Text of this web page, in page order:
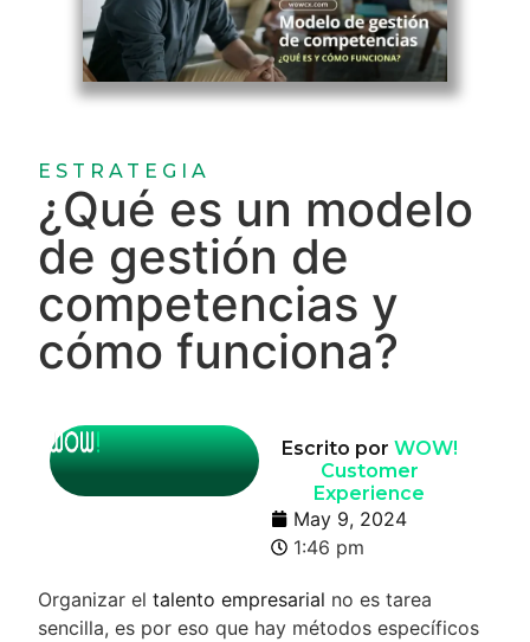
ESTRATEGIA
¿Qué es un modelo
de gestión de
competencias y
cómo funciona?
Escrito por WOW!
Customer
Experience
May 9, 2024
1:46 pm
Organizar el talento empresarial no es tarea
sencilla, es por eso que hay métodos específicos